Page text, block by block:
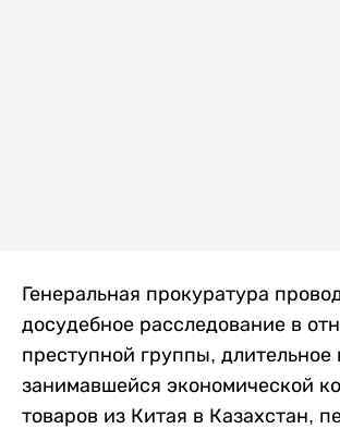
Генеральная прокуратура
досудебное расследование в
преступной группы, длительное
занимавшейся экономической
товаров из Китая в Казахстан,